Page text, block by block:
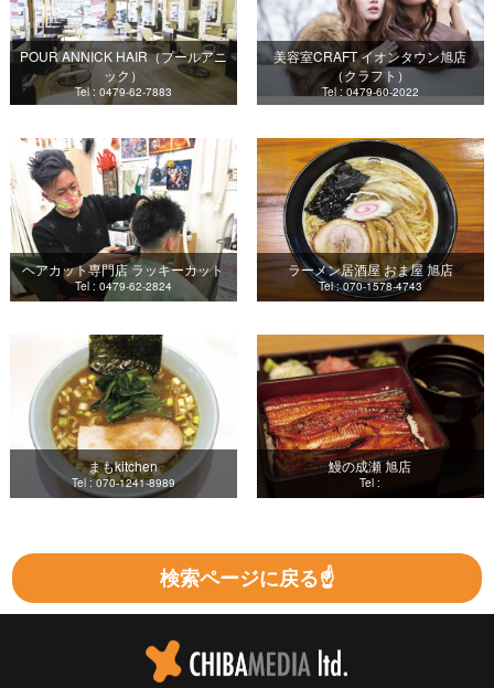
POUR ANNICK HAIR（プールアニ
ック）
Tel : 0479-62-7883
美容室CRAFT イオンタウン旭店
（クラフト）
Tel : 0479-60-2022
ヘアカット専門店 ラッキーカット
Tel : 0479-62-2824
ラーメン居酒屋 おま屋 旭店
Tel : 070-1578-4743
まもkitchen
Tel : 070-1241-8989
鰻の成瀬 旭店
Tel :
検索ページに戻る☝